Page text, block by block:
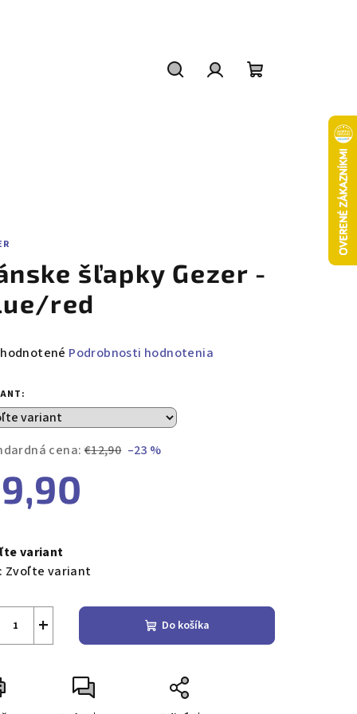
šľapky Gezer -
red
Podrobnosti hodnotenia
cena: €12,90 –23 %
variant
Zvoľte variant
+ Do košíka